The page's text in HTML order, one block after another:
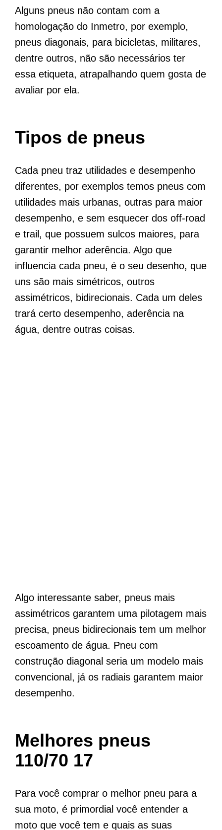
Alguns pneus não contam com a
homologação do Inmetro, por exemplo,
pneus diagonais, para bicicletas, militares,
dentre outros, não são necessários ter
essa etiqueta, atrapalhando quem gosta de
avaliar por ela.
Tipos de pneus
Cada pneu traz utilidades e desempenho
diferentes, por exemplos temos pneus com
utilidades mais urbanas, outras para maior
desempenho, e sem esquecer dos off-road
e trail, que possuem sulcos maiores, para
garantir melhor aderência. Algo que
influencia cada pneu, é o seu desenho, que
uns são mais simétricos, outros
assimétricos, bidirecionais. Cada um deles
trará certo desempenho, aderência na
água, dentre outras coisas.
Algo interessante saber, pneus mais
assimétricos garantem uma pilotagem mais
precisa, pneus bidirecionais tem um melhor
escoamento de água. Pneu com
construção diagonal seria um modelo mais
convencional, já os radiais garantem maior
desempenho.
Melhores pneus
110/70 17
Para você comprar o melhor pneu para a
sua moto, é primordial você entender a
moto que você tem e quais as suas